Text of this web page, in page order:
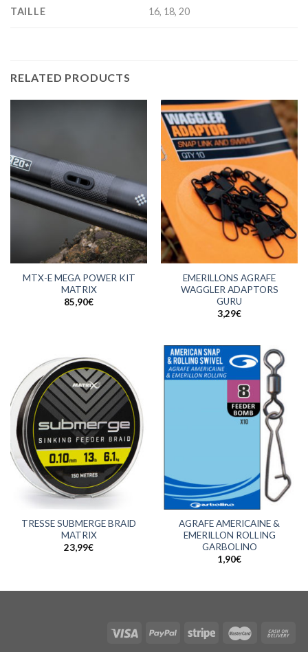
TAILLE 16, 18, 20
RELATED PRODUCTS
MTX-E MEGA POWER KIT
MATRIX
85,90€
EMERILLONS AGRAFE
WAGGLER ADAPTORS
GURU
3,29€
TRESSE SUBMERGE BRAID
MATRIX
23,99€
AGRAFE AMERICAINE &
EMERILLON ROLLING
GARBOLINO
1,90€